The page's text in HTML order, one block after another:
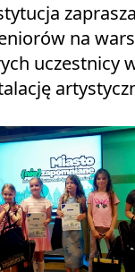
zaprasza
na
uczestnicy